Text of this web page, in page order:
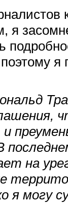
я
я
на
я могу